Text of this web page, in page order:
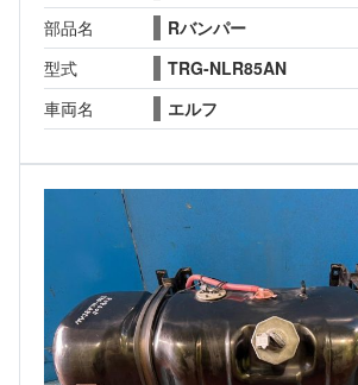
部品名
Rバンパー
型式
TRG-NLR85AN
車両名
エルフ